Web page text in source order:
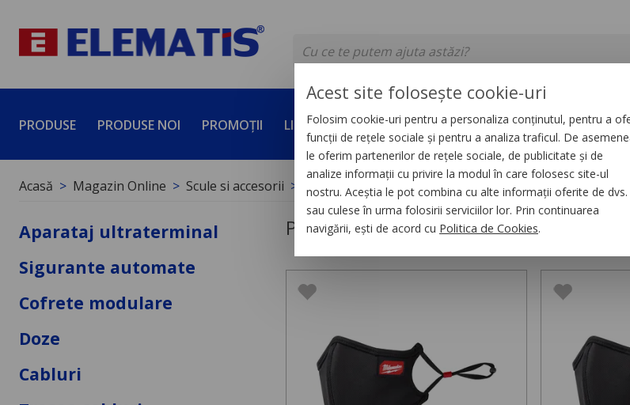
PRODUSE PRODUSE NOI PROMOȚII LICHIDĂRI DE STOC SERVICII DEVINO PARTENER
Acasă Magazin Online Scule si accesorii Protecție respiratorie
Aparataj ultraterminal
Sigurante automate
Cofrete modulare
Doze
Cabluri
Protecție respiratorie,7 produse
Acest site folosește cookie-uri
Folosim cookie-uri pentru a personaliza conținutul, pentru a
funcții de rețele sociale și pentru a analiza traficul. De
le oferim partenerilor de rețele sociale, de publicitate și de
analize informații cu privire la modul în care folosesc site-ul
nostru. Aceștia le pot combina cu alte informații oferite de dvs.
sau culese în urma folosirii serviciilor lor. Prin continuarea
navigării, ești de acord cu Politica de Cookies.